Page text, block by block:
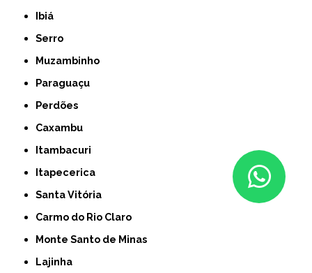
Ibiá
Serro
Muzambinho
Paraguaçu
Perdões
Caxambu
Itambacuri
Itapecerica
Santa Vitória
Carmo do Rio Claro
Monte Santo de Minas
Lajinha